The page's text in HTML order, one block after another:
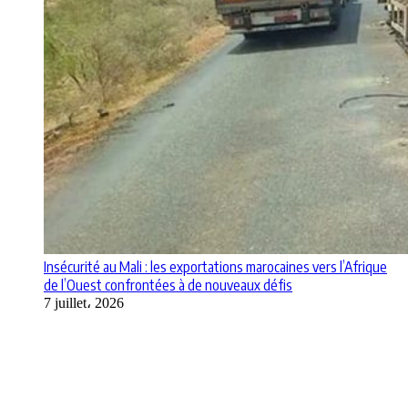
Insécurité au Mali : les exportations marocaines vers l’Afrique
de l’Ouest confrontées à de nouveaux défis
7 juillet، 2026